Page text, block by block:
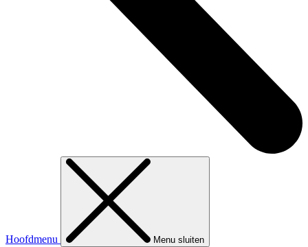
Hoofdmenu Menu sluiten